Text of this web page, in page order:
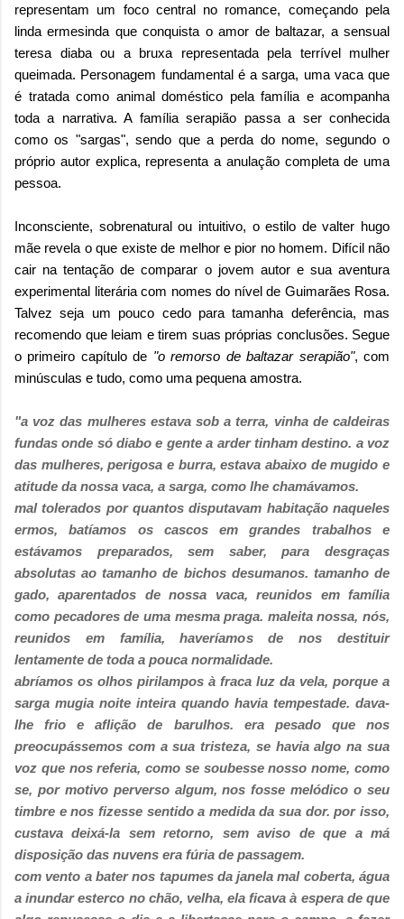
representam um foco central no romance, começando pela
linda ermesinda que conquista o amor de baltazar, a sensual
teresa diaba ou a bruxa representada pela terrível mulher
queimada. Personagem fundamental é a sarga, uma vaca que
é tratada como animal doméstico pela família e acompanha
toda a narrativa. A família serapião passa a ser conhecida
como os "sargas", sendo que a perda do nome, segundo o
próprio autor explica, representa a anulação completa de uma
pessoa.
Inconsciente, sobrenatural ou intuitivo, o estilo de valter hugo
mãe revela o que existe de melhor e pior no homem. Difícil não
cair na tentação de comparar o jovem autor e sua aventura
experimental literária com nomes do nível de Guimarães Rosa.
Talvez seja um pouco cedo para tamanha deferência, mas
recomendo que leiam e tirem suas próprias conclusões. Segue
o primeiro capítulo de "o remorso de baltazar serapião", com
minúsculas e tudo, como uma pequena amostra.
"a voz das mulheres estava sob a terra, vinha de caldeiras
fundas onde só diabo e gente a arder tinham destino. a voz
das mulheres, perigosa e burra, estava abaixo de mugido e
atitude da nossa vaca, a sarga, como lhe chamávamos.
mal tolerados por quantos disputavam habitação naqueles
ermos, batíamos os cascos em grandes trabalhos e
estávamos preparados, sem saber, para desgraças
absolutas ao tamanho de bichos desumanos. tamanho de
gado, aparentados de nossa vaca, reunidos em família
como pecadores de uma mesma praga. maleita nossa, nós,
reunidos em família, haveríamos de nos destituir
lentamente de toda a pouca normalidade.
abríamos os olhos pirilampos à fraca luz da vela, porque a
sarga mugia noite inteira quando havia tempestade. dava-
lhe frio e aflição de barulhos. era pesado que nos
preocupássemos com a sua tristeza, se havia algo na sua
voz que nos referia, como se soubesse nosso nome, como
se, por motivo perverso algum, nos fosse melódico o seu
timbre e nos fizesse sentido a medida da sua dor. por isso,
custava deixá-la sem retorno, sem aviso de que a má
disposição das nuvens era fúria de passagem.
com vento a bater nos tapumes da janela mal coberta, água
a inundar esterco no chão, velha, ela ficava à espera de que